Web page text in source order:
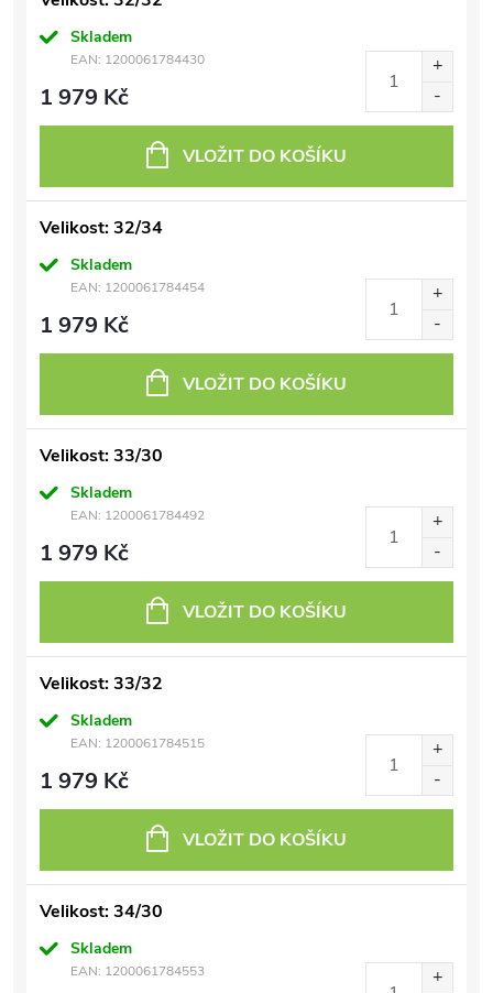
Skladem
EAN: 1200061784430
1 979 Kč
VLOŽIT DO KOŠÍKU
Velikost: 32/34
Skladem
EAN: 1200061784454
1 979 Kč
VLOŽIT DO KOŠÍKU
Velikost: 33/30
Skladem
EAN: 1200061784492
1 979 Kč
VLOŽIT DO KOŠÍKU
Velikost: 33/32
Skladem
EAN: 1200061784515
1 979 Kč
VLOŽIT DO KOŠÍKU
Velikost: 34/30
Skladem
EAN: 1200061784553